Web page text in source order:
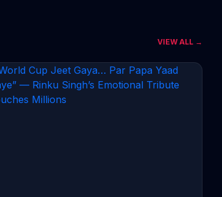
CONTINUE READING →
VIEW ALL →